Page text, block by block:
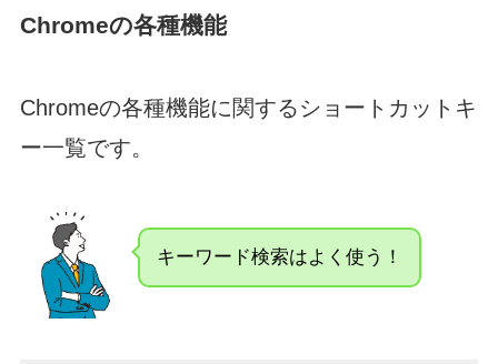
Chromeの各種機能
Chromeの各種機能に関するショートカットキ
ー一覧です。
キーワード検索はよく使う！